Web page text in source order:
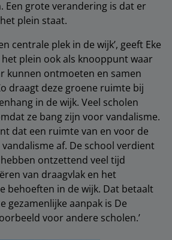
Een grote verandering is dat er
plein staat.
centrale plek in de wijk’, geeft Eke
het plein ook als knooppunt waar
kunnen ontmoeten en samen
draagt deze groene ruimte bij
in de wijk. Veel scholen
ze bang zijn voor vandalisme.
dat een ruimte van en voor de
af. De school verdient
ontzettend veel tijd
van draagvlak en het
behoeften in de wijk. Dat betaalt
gezamenlijke aanpak is De
voor andere scholen.’